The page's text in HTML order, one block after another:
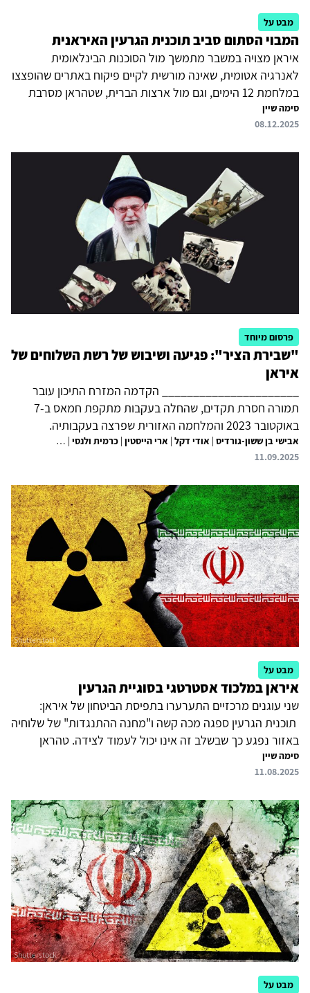
מבט על
המבוי הסתום סביב תוכנית הגרעין האיראנית
איראן מצויה במשבר מתמשך מול הסוכנות הבינלאומית
לאנרגיה אטומית, שאינה מורשית לקיים פיקוח באתרים שהופצצו
במלחמת 12 הימים, וגם מול ארצות הברית, שטהראן מסרבת
לחדש את המשא ומתן עימה, למרות מאמצי תיווך של גורמים
בעיקר מקרב מדינות המפרץ, כל עוד הדרישה לאי-העשרה
שלפי שעה הוכרע על ידי המנהיג ח'אמנהאי, שקבע כי ממשל
טראמפ אינו ראוי לשיתוף פעולה. ברקע נמשכים הן המאמץ
האיראני האינטנסיבי לייצר טילים, והן האיומים על ישראל
בתגובה קשה אם יתחולל עימות צבאי נוסף. המבוי הסתום יחייב
סימה שיין
08.12.2025
פרסום מיוחד
"שבירת הציר": פגיעה ושיבוש של רשת השלוחים של
איראן
______________________ הקדמה המזרח התיכון עובר
תמורה חסרת תקדים, שהחלה בעקבות מתקפת חמאס ב-7
באוקטובר 2023 והמלחמה האזורית שפרצה בעקבותיה.
המלחמה ברצועת עזה סיפקה לאיראן את ההזדמנות האמיתית
הראשונה ליישם את תפיסת 'אחדות הזירות' שלה, תוך הפעלה
איראן קיוותה להימנע ממעורבות ישירה ומהשלכותיה, אולם לא
הצליחה להפעיל את רשת השלוחים שלה כדי לאלץ את ישראל
להפסיק את הלחימה בעזה ולמנוע את תקיפת ישראל ביוני
2025. בשנת 2024 השיגה ישראל שורה של הצלחות מבצעיות
חשובות נגד 'ציר ההתנגדות' –...
אבישי בן ששון-גורדיס | אודי דקל | ארי הייסטין | כרמית ולנסי | אורנה מזרחי
11.09.2025
מבט על
איראן במלכוד אסטרטגי בסוגיית הגרעין
שני עוגנים מרכזיים התערערו בתפיסת הביטחון של איראן:
תוכנית הגרעין ספגה מכה קשה ו"מחנה ההתנגדות" של שלוחיה
באזור נפגע כך שבשלב זה אינו יכול לעמוד לצידה. טהראן
נדרשת לגבש את מדיניות הגרעין שלה בסד זמנים לחוץ – בין
האולטימטום שהציג לה הנשיא טראמפ לבין האיום של מדינות
snapback), המתכנסים לסוף חודש זה. חזרה למשא ומתן עם
וושינגטון תהיה הודאה בכישלון רבתי של מדיניותה ותדרוש ממנה
ויתור על העשרת אורניום, שאינו מקובל עליה. מאידך גיסא,
היעדר הסכם עם ארצות הברית יביא לחידוש...
סימה שיין
11.08.2025
מבט על